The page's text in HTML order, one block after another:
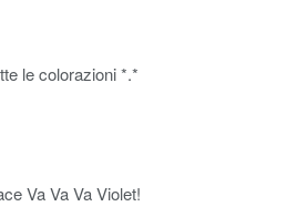
le colorazioni *.*
Va Va Va Violet!